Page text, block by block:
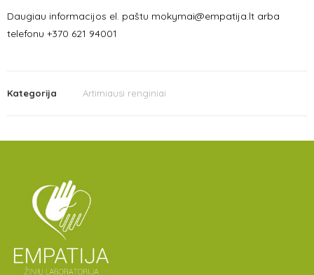
Daugiau informacijos el. paštu mokymai@empatija.lt arba
telefonu +370 621 94001
Kategorija Artimiausi renginiai